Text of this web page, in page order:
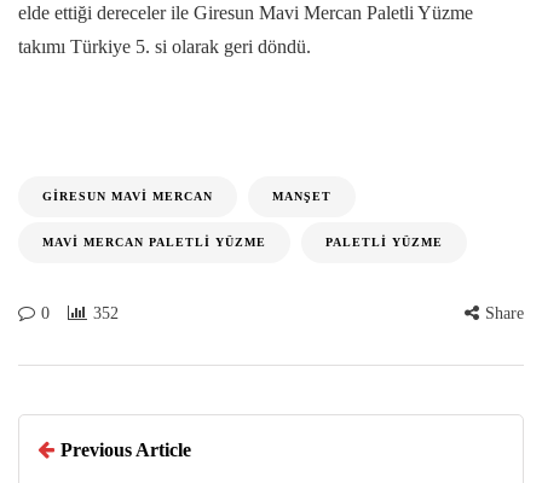
elde ettiği dereceler ile Giresun Mavi Mercan Paletli Yüzme
takımı Türkiye 5. si olarak geri döndü.
GIRESUN MAVI MERCAN MANŞET
MAVI MERCAN PALETLI YÜZME PALETLI YÜZME
0 352 Share
Previous Article